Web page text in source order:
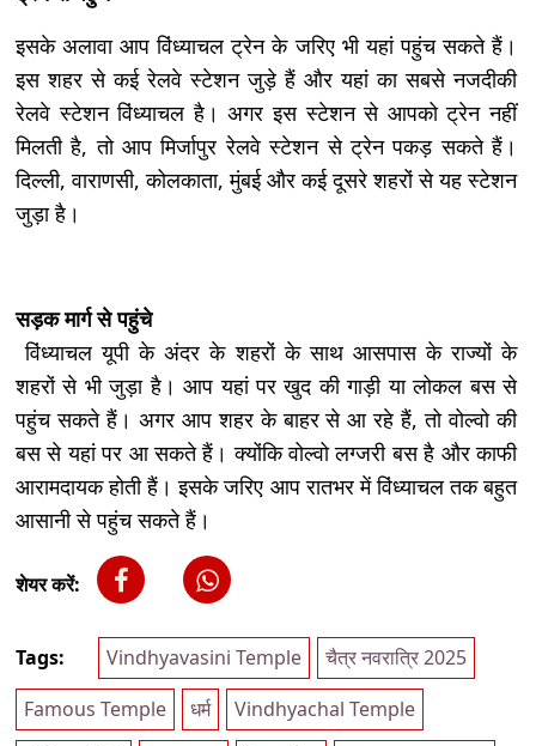
इसके अलावा आप विंध्याचल ट्रेन के जरिए भी यहां पहुंच सकते हैं।
इस शहर से कई रेलवे स्टेशन जुड़े हैं और यहां का सबसे नजदीकी
रेलवे स्टेशन विंध्याचल है। अगर इस स्टेशन से आपको ट्रेन नहीं
मिलती है, तो आप मिर्जापुर रेलवे स्टेशन से ट्रेन पकड़ सकते हैं।
दिल्ली, वाराणसी, कोलकाता, मुंबई और कई दूसरे शहरों से यह स्टेशन
जुड़ा है।
सड़क मार्ग से पहुंचे
विंध्याचल यूपी के अंदर के शहरों के साथ आसपास के राज्यों के
शहरों से भी जुड़ा है। आप यहां पर खुद की गाड़ी या लोकल बस से
पहुंच सकते हैं। अगर आप शहर के बाहर से आ रहे हैं, तो वोल्वो की
बस से यहां पर आ सकते हैं। क्योंकि वोल्वो लग्जरी बस है और काफी
आरामदायक होती हैं। इसके जरिए आप रातभर में विंध्याचल तक बहुत
आसानी से पहुंच सकते हैं।
शेयर करें:
Tags: Vindhyavasini Temple
चैत्र नवरात्रि 2025
Famous Temple
धर्म
Vindhyachal Temple